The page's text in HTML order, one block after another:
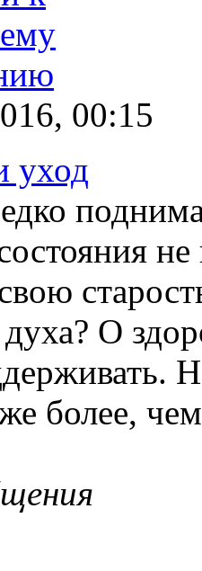
00:15
уход
О
более,